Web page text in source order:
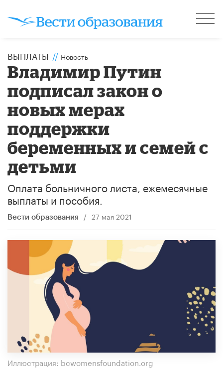
ВЫПЛАТЫ // Новость
Владимир Путин
подписал закон о
новых мерах
поддержки
беременных и семей с
детьми
Оплата больничного листа, ежемесячные
выплаты и пособия.
Вести образования / 27 мая 2021
Иллюстрация: bcwomensfoundation.org